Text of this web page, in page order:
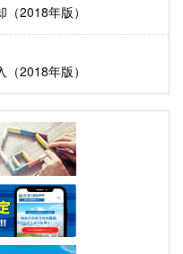
2018年版）
2018年版）